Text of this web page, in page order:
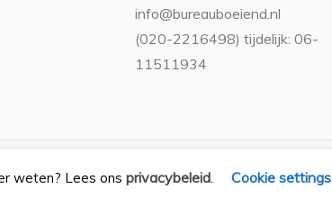
info@bureauboeiend.nl
(020-2216498) tijdelijk: 06-
11511934
/ Bureau Boeiend © 2026 / Alle rechten voorbehouden
weten? Lees ons privacybeleid. Cookie settings